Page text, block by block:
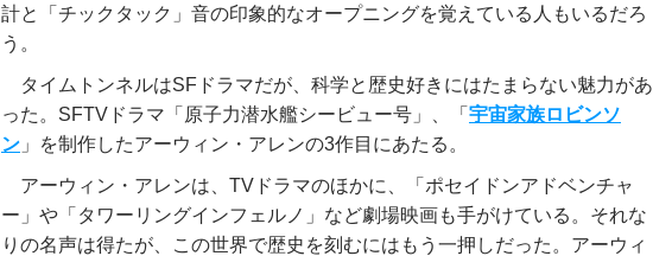
計と「チックタック」音の印象的なオープニングを覚えている人もいるだろ
う。
タイムトンネルはSFドラマだが、科学と歴史好きにはたまらない魅力があ
った。SFTVドラマ「原子力潜水艦シービュー号」、「 宇宙家族ロビンソ
ン 」を制作したアーウィン・アレンの3作目にあたる。
アーウィン・アレンは、TVドラマのほかに、「ポセイドンアドベンチャ
ー」や「タワーリングインフェルノ」など劇場映画も手がけている。それな
りの名声は得たが、この世界で歴史を刻むにはもう一押しだった。アーウィ